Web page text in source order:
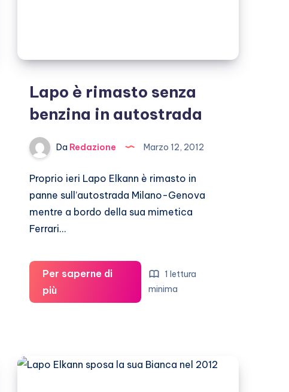
Lapo è rimasto senza
benzina in autostrada
Da Redazione Marzo 12, 2012
Proprio ieri Lapo Elkann è rimasto in
panne sull’autostrada Milano-Genova
mentre a bordo della sua mimetica
Ferrari…
Per saperne di
piùLapo
è
1 lettura
minima